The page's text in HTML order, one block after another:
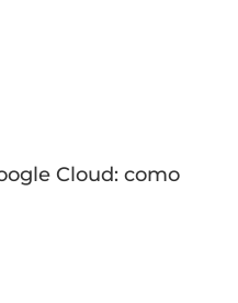
Cloud: como